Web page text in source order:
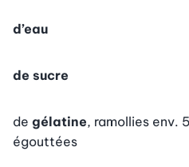
d’eau
de sucre
de gélatine, ramollies env.
égouttées